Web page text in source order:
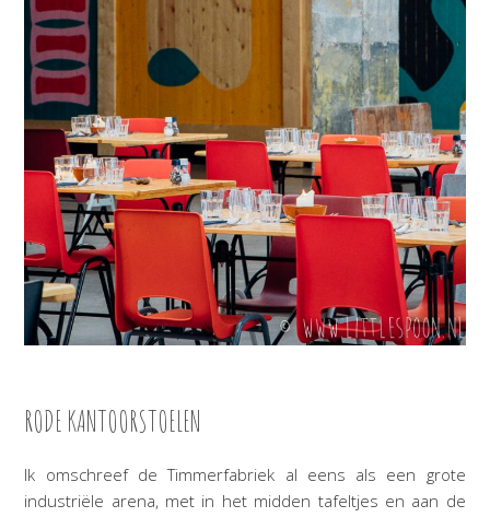
RODE KANTOORSTOELEN
Ik omschreef de Timmerfabriek al eens als een grote
industriële arena, met in het midden tafeltjes en aan de